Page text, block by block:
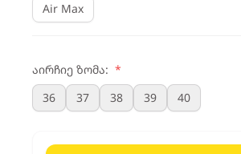
Air Max
აირჩიე ზომა: *
36
37 38 39 40